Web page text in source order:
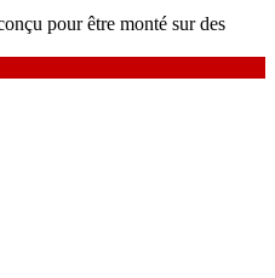
pour être monté sur des